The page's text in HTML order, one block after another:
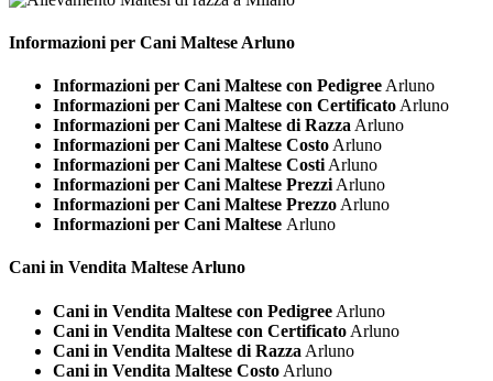
Informazioni per Cani Maltese Arluno
Informazioni per Cani Maltese con Pedigree Arluno
Informazioni per Cani Maltese con Certificato Arluno
Informazioni per Cani Maltese di Razza Arluno
Informazioni per Cani Maltese Costo Arluno
Informazioni per Cani Maltese Costi Arluno
Informazioni per Cani Maltese Prezzi Arluno
Informazioni per Cani Maltese Prezzo Arluno
Informazioni per Cani Maltese Arluno
Cani in Vendita Maltese Arluno
Cani in Vendita Maltese con Pedigree Arluno
Cani in Vendita Maltese con Certificato Arluno
Cani in Vendita Maltese di Razza Arluno
Cani in Vendita Maltese Costo Arluno